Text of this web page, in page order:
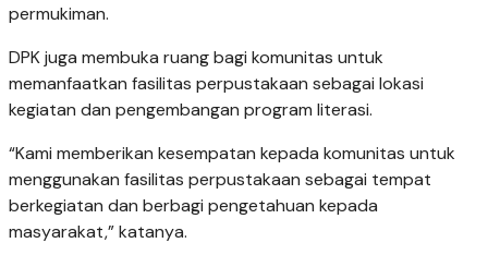
permukiman.
DPK juga membuka ruang bagi komunitas untuk
memanfaatkan fasilitas perpustakaan sebagai lokasi
kegiatan dan pengembangan program literasi.
“Kami memberikan kesempatan kepada komunitas untuk
menggunakan fasilitas perpustakaan sebagai tempat
berkegiatan dan berbagi pengetahuan kepada
masyarakat,” katanya.